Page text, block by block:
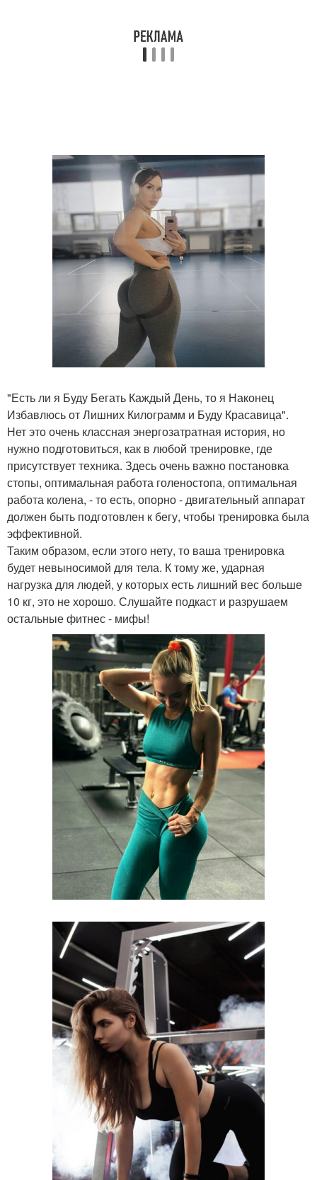
"Есть ли я Буду Бегать Каждый День, то я Наконец
Избавлюсь от Лишних Килограмм и Буду Красавица".
Нет это очень классная энергозатратная история, но
нужно подготовиться, как в любой тренировке, где
присутствует техника. Здесь очень важно постановка
стопы, оптимальная работа голеностопа, оптимальная
работа колена, - то есть, опорно - двигательный аппарат
должен быть подготовлен к бегу, чтобы тренировка была
эффективной.
Таким образом, если этого нету, то ваша тренировка
будет невыносимой для тела. К тому же, ударная
нагрузка для людей, у которых есть лишний вес больше
10 кг, это не хорошо. Слушайте подкаст и разрушаем
остальные фитнес - мифы!